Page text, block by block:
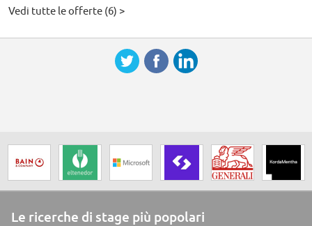
Vedi tutte le offerte (6) >
Le ricerche di stage più popolari